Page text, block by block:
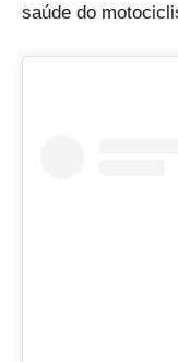
saúde do